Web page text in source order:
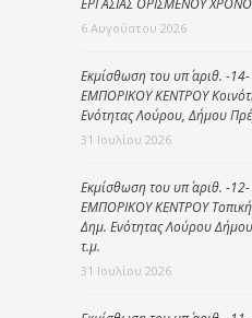
6 Αυγούστου 2026
Εκμίσθωση του υπ΄ αριθ. -
ΕΜΠΟΡΙΚΟΥ ΚΕΝΤΡΟΥ
Ενότητας Λούρου, Δήμου
31 Ιουλίου 2026
Εκμίσθωση του υπ΄ αριθ. -
ΕΜΠΟΡΙΚΟΥ ΚΕΝΤΡΟΥ
Δημ. Ενότητας Λούρου
τ.μ.
31 Ιουλίου 2026